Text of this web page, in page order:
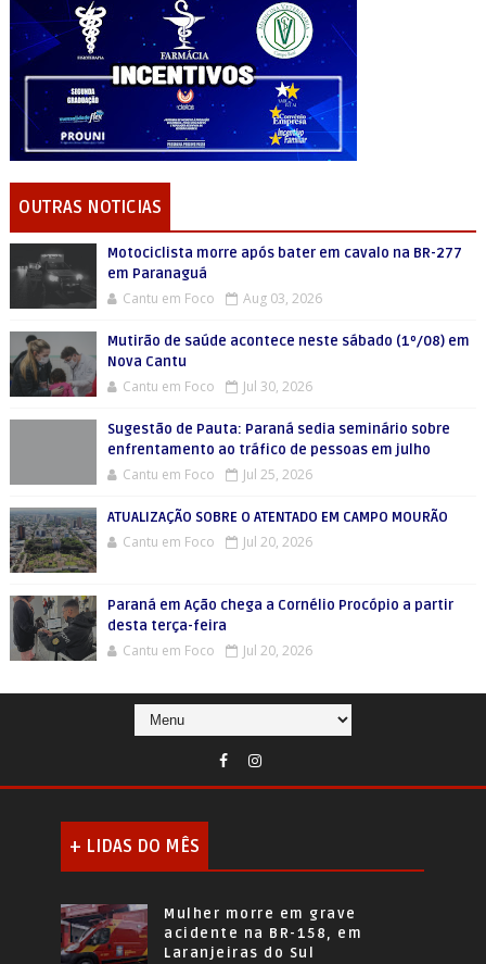
OUTRAS NOTICIAS
Motociclista morre após bater em cavalo na BR-277
em Paranaguá
Cantu em Foco Aug 03, 2026
Mutirão de saúde acontece neste sábado (1º/08) em
Nova Cantu
Cantu em Foco Jul 30, 2026
Sugestão de Pauta: Paraná sedia seminário sobre
enfrentamento ao tráfico de pessoas em julho
Cantu em Foco Jul 25, 2026
ATUALIZAÇÃO SOBRE O ATENTADO EM CAMPO MOURÃO
Cantu em Foco Jul 20, 2026
Paraná em Ação chega a Cornélio Procópio a partir
desta terça-feira
Cantu em Foco Jul 20, 2026
+ LIDAS DO MÊS
Mulher morre em grave
acidente na BR-158, em
Laranjeiras do Sul